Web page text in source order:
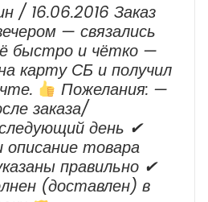
/ 16.06.2016 Заказ
— связались
быстро и чётко —
карту СБ и получил
Пожелания: —
заказа/
день ✔
описание товара
правильно ✔
(доставлен) в